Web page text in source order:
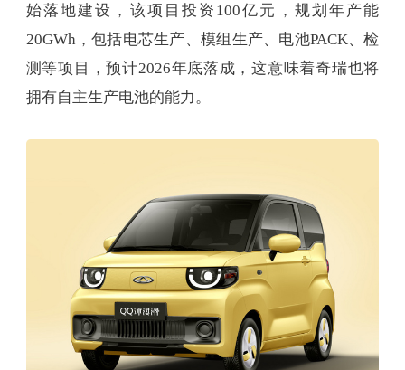
始落地建设，该项目投资100亿元，规划年产能
20GWh，包括电芯生产、模组生产、电池PACK、检
测等项目，预计2026年底落成，这意味着奇瑞也将
拥有自主生产电池的能力。